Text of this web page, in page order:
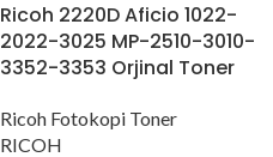
Ricoh 2220D Aficio 1022-
2022-3025 MP-2510-3010-
3352-3353 Orjinal Toner
Ricoh Fotokopi Toner
RICOH